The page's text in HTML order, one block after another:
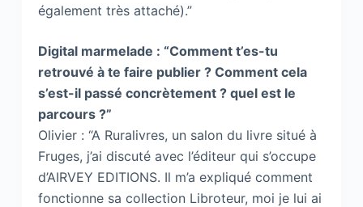
également très attaché).”
Digital marmelade : “Comment t’es-tu
retrouvé à te faire publier ? Comment cela
s’est-il passé concrètement ? quel est le
parcours ?”
Olivier : “A Ruralivres, un salon du livre situé à
Fruges, j’ai discuté avec l’éditeur qui s’occupe
d’AIRVEY EDITIONS. Il m’a expliqué comment
fonctionne sa collection Libroteur, moi je lui ai